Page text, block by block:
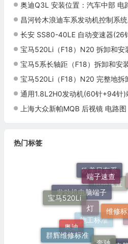
奥迪Q3L 安装位置：汽车中部 电
昌河铃木浪迪车系发动机控制系统
长安 SS80-40LE 自动变速器(26
宝马520Li（F18）N20 拆卸和安装或密
宝马5系长轴距（F18）拆卸和安装或
宝马520Li（F18）N20 完整地拆卸和
通用1.8L2H0发动机(60针+94针)
上海大众新帕MQB 后视镜 电路图
热门标签
电
群辉维修标准
奥迪施工标准
维修标
灯
宝马520Li
发动机电脑端子
电路速查
端子速查
欧美日车系